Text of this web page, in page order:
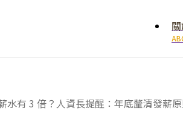
水有 3 倍？人資長提醒：年底釐清發薪